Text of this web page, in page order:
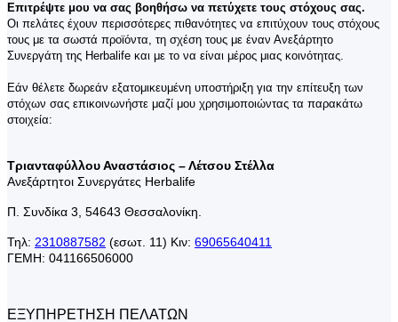
Επιτρέψτε μου να σας βοηθήσω να πετύχετε τους στόχους σας.
Οι πελάτες έχουν περισσότερες πιθανότητες να επιτύχουν τους στόχους
τους με τα σωστά προϊόντα, τη σχέση τους με έναν Ανεξάρτητο
Συνεργάτη της Herbalife και με το να είναι μέρος μιας κοινότητας.
Εάν θέλετε δωρεάν εξατομικευμένη υποστήριξη για την επίτευξη των
στόχων σας επικοινωνήστε μαζί μου χρησιμοποιώντας τα παρακάτω
στοιχεία:
Τριανταφύλλου Αναστάσιος – Λέτσου Στέλλα
Ανεξάρτητοι Συνεργάτες Herbalife
Π. Συνδίκα 3, 54643 Θεσσαλονίκη.
Τηλ: 2310887582 (εσωτ. 11) Κιν: 69065640411
ΓΕΜΗ: 041166506000
ΕΞΥΠΗΡΕΤΗΣΗ ΠΕΛΑΤΩΝ